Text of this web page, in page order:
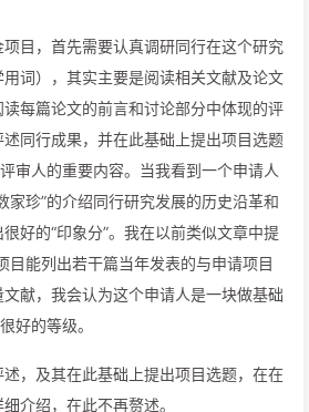
目，首先需要认真调研同行在这个研究
词），其实主要是阅读相关文献及论文
每篇论文的前言和讨论部分中体现的评
同行成果，并在此基础上提出项目选题
审人的重要内容。当我看到一个申请人
家珍”的介绍同行研究发展的历史沿革和
好的“印象分”。我在以前类似文章中提
目能列出若干篇当年发表的与申请项目
献，我会认为这个申请人是一块做基础
好的等级。
，及其在此基础上提出项目选题，在在
介绍，在此不再赘述。